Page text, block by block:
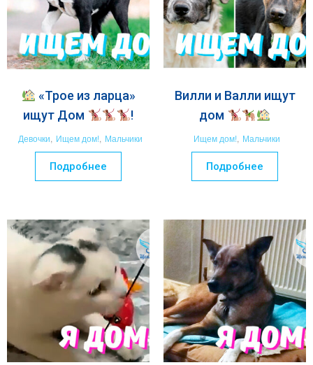
«Трое из ларца»
ищут Дом
!
Девочки, Ищем дом!, Мальчики
Подробнее
Вилли и Валли ищут
дом
Ищем дом!, Мальчики
Подробнее